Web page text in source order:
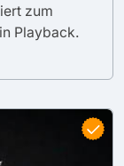
zum
Playback.